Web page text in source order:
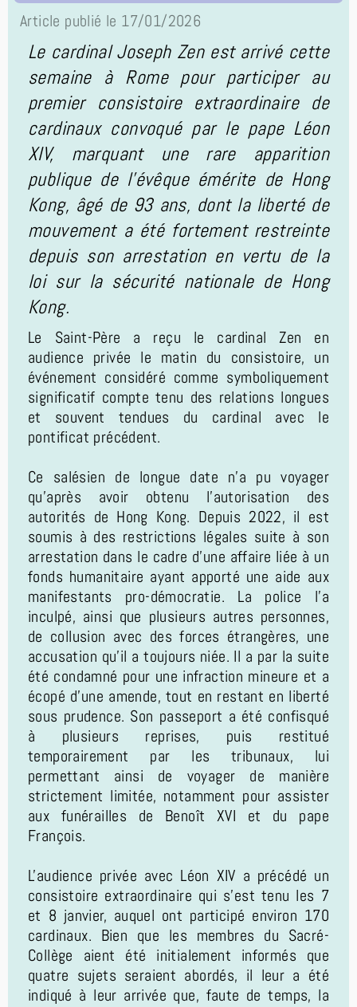
Article publié le 17/01/2026
Le cardinal Joseph Zen est arrivé cette
semaine à Rome pour participer au
premier consistoire extraordinaire de
cardinaux convoqué par le pape Léon
XIV, marquant une rare apparition
publique de l'évêque émérite de Hong
Kong, âgé de 93 ans, dont la liberté de
mouvement a été fortement restreinte
depuis son arrestation en vertu de la
loi sur la sécurité nationale de Hong
Kong.
Le Saint-Père a reçu le cardinal Zen en
audience privée le matin du consistoire, un
événement considéré comme symboliquement
significatif compte tenu des relations longues
et souvent tendues du cardinal avec le
pontificat précédent.
Ce salésien de longue date n'a pu voyager
qu'après avoir obtenu l'autorisation des
autorités de Hong Kong. Depuis 2022, il est
soumis à des restrictions légales suite à son
arrestation dans le cadre d'une affaire liée à un
fonds humanitaire ayant apporté une aide aux
manifestants pro-démocratie. La police l'a
inculpé, ainsi que plusieurs autres personnes,
de collusion avec des forces étrangères, une
accusation qu'il a toujours niée. Il a par la suite
été condamné pour une infraction mineure et a
écopé d'une amende, tout en restant en liberté
sous prudence. Son passeport a été confisqué
à plusieurs reprises, puis restitué
temporairement par les tribunaux, lui
permettant ainsi de voyager de manière
strictement limitée, notamment pour assister
aux funérailles de Benoît XVI et du pape
François.
L'audience privée avec Léon XIV a précédé un
consistoire extraordinaire qui s'est tenu les 7
et 8 janvier, auquel ont participé environ 170
cardinaux. Bien que les membres du Sacré-
Collège aient été initialement informés que
quatre sujets seraient abordés, il leur a été
indiqué à leur arrivée que, faute de temps, la